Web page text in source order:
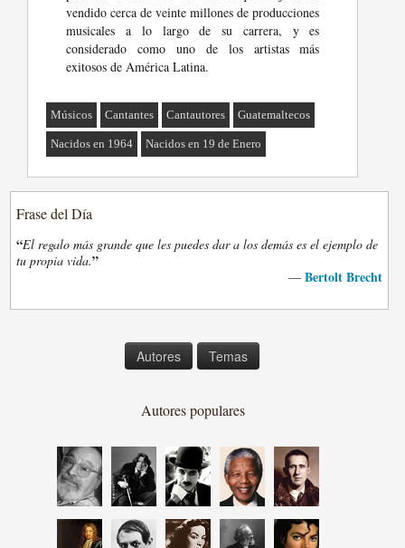
vendido cerca de veinte millones de producciones
musicales a lo largo de su carrera, y es
considerado como uno de los artistas más
exitosos de América Latina.
Músicos Cantantes Cantautores Guatemaltecos
Nacidos en 1964 Nacidos en 19 de Enero
Frase del Día
“El regalo más grande que les puedes dar a los demás es el ejemplo de
tu propia vida.”
— Bertolt Brecht
Autores Temas
Autores populares